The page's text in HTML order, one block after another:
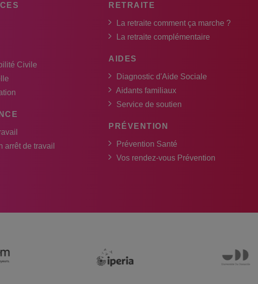
Civile
arrêt de travail
RETRAITE
La retraite comment ça marche ?
La retraite complémentaire
AIDES
Diagnostic d'Aide Sociale
Aidants familiaux
Service de soutien
PRÉVENTION
Prévention Santé
Vos rendez-vous Prévention